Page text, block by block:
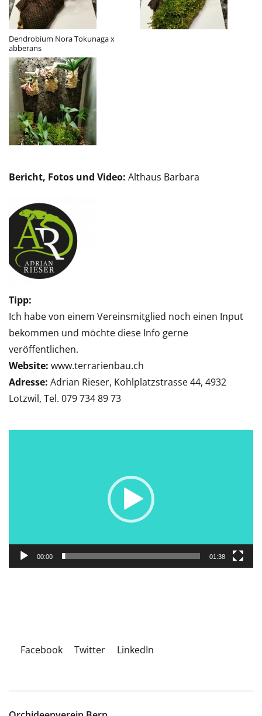
Dendrobium Nora Tokunaga x
abberans
Bericht, Fotos und Video: Althaus Barbara
Tipp:
Ich habe von einem Vereinsmitglied noch einen Input
bekommen und möchte diese Info gerne
veröffentlichen.
Website: www.terrarienbau.ch
Adresse: Adrian Rieser, Kohlplatzstrasse 44, 4932
Lotzwil, Tel. 079 734 89 73
00:00 01:38
Facebook Twitter LinkedIn